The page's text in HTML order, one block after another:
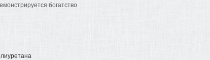
богатство